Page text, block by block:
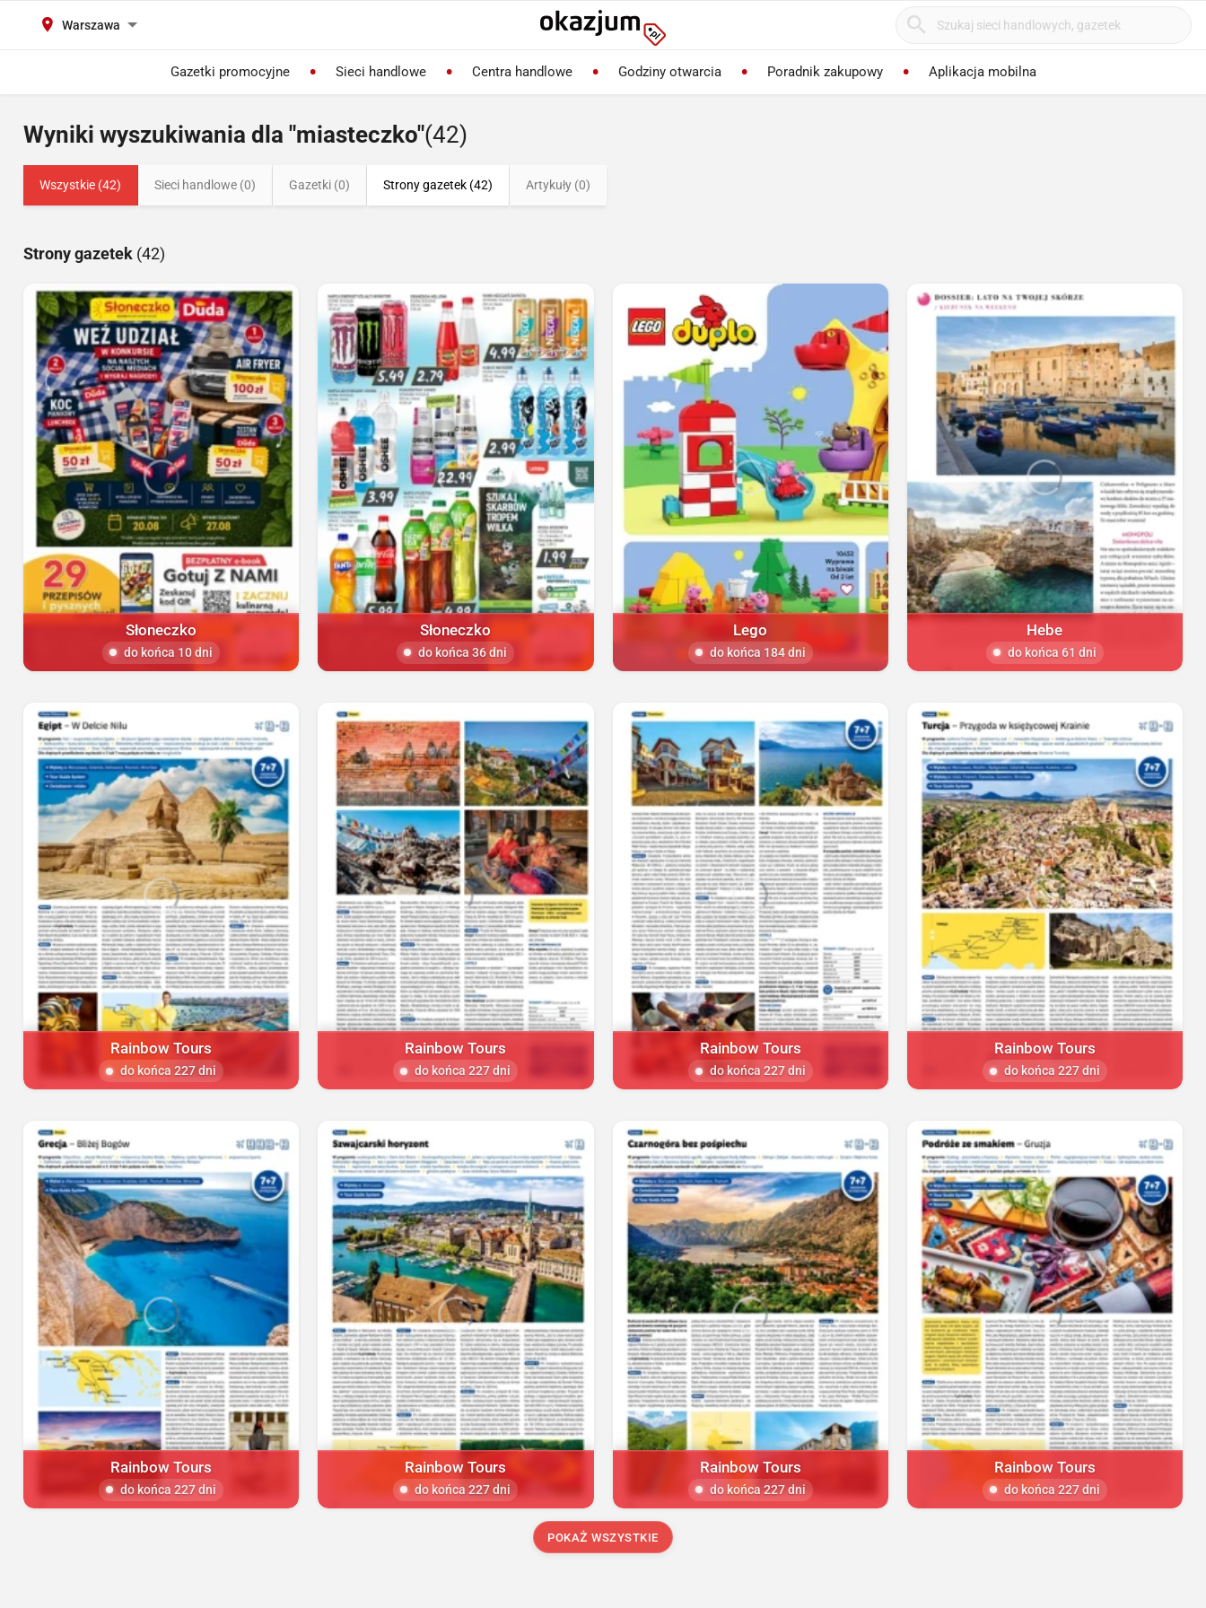
Warszawa
Gazetki promocyjne Sieci handlowe Centra handlowe Godziny otwarcia Poradnik zakupowy Aplikacja mobilna
Wyniki wyszukiwania dla "miasteczko"(42)
Wszystkie (42) Sieci handlowe (0) Gazetki (0) Strony gazetek (42) Artykuły (0)
Strony gazetek (42)
Słoneczko
do końca 10 dni
Słoneczko
do końca 36 dni
Lego
do końca 184 dni
Hebe
do końca 61 dni
Rainbow Tours
do końca 227 dni
Rainbow Tours
do końca 227 dni
Rainbow Tours
do końca 227 dni
Rainbow Tours
do końca 227 dni
Rainbow Tours
do końca 227 dni
Rainbow Tours
do końca 227 dni
Rainbow Tours
do końca 227 dni
Rainbow Tours
do końca 227 dni
POKAŻ WSZYSTKIE